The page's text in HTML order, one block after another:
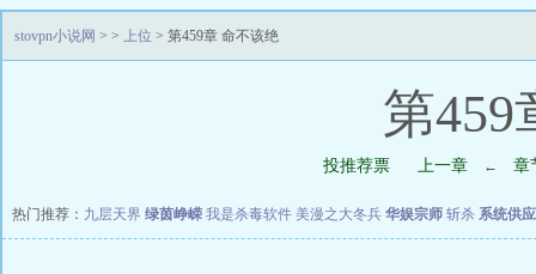
stovpn小说网 > > 上位 > 第459章 命不该绝
第459
投推荐票 上一章 ← 章
热门推荐： 九层天界 绿茵峥嵘 我是杀毒软件 美漫之大冬兵 华娱宗师 斩杀 系统供